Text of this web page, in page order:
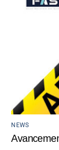
NEWS